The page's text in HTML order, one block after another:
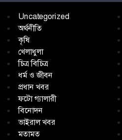
Uncategorized
অর্থনীতি
কৃষি
খেলাধুলা
চিত্র বিচিত্র
ধর্ম ও জীবন
প্রধান খবর
ফটো গ্যালারী
বিনোদন
ভাইরাল খবর
মতামত